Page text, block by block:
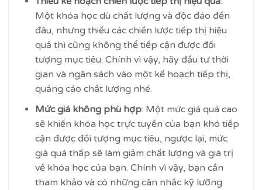
Một khóa học dù chất lượng và độc đáo đến
đâu, nhưng thiếu các chiến lược tiếp thị hiệu
quả thì cũng không thể tiếp cận được đối
tượng mục tiêu. Chính vì vậy, hãy đầu tư thời
gian và ngân sách vào một kế hoạch tiếp thị,
quảng cáo chất lượng nhé.
Mức giá không phù hợp: Một mức giá quá cao
sẽ khiến khóa học trực tuyến của bạn khó tiếp
cận được đối tượng mục tiêu, ngược lại, mức
giá quá thấp sẽ làm giảm chất lượng và giá trị
về khóa học của bạn. Chính vì vậy, bạn cần
tham khảo và có những cân nhắc kỹ lưỡng